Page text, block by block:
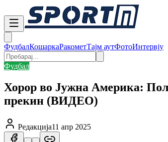
ФудбалКошаркаРакометТајм аутФотоИнтервју
Фудбал
Хорор во Јужна Америка:
прекин (ВИДЕО)
Редакција11 апр 2025